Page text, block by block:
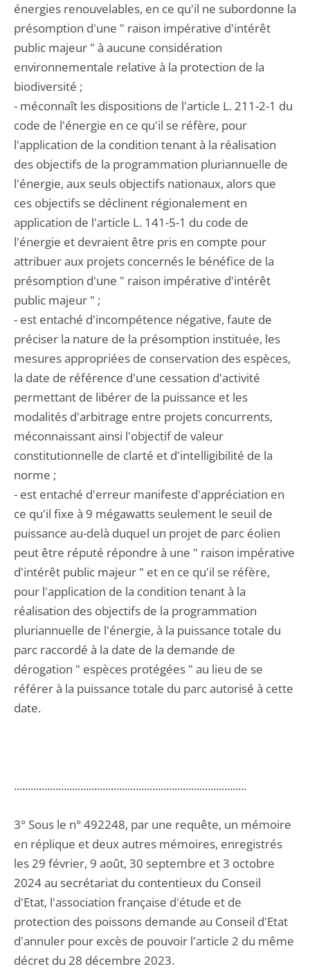
énergies renouvelables, en ce qu'il ne subordonne la
présomption d'une " raison impérative d'intérêt
public majeur " à aucune considération
environnementale relative à la protection de la
biodiversité ;
- méconnaît les dispositions de l'article L. 211-2-1 du
code de l'énergie en ce qu'il se réfère, pour
l'application de la condition tenant à la réalisation
des objectifs de la programmation pluriannuelle de
l'énergie, aux seuls objectifs nationaux, alors que
ces objectifs se déclinent régionalement en
application de l'article L. 141-5-1 du code de
l'énergie et devraient être pris en compte pour
attribuer aux projets concernés le bénéfice de la
présomption d'une " raison impérative d'intérêt
public majeur " ;
- est entaché d'incompétence négative, faute de
préciser la nature de la présomption instituée, les
mesures appropriées de conservation des espèces,
la date de référence d'une cessation d'activité
permettant de libérer de la puissance et les
modalités d'arbitrage entre projets concurrents,
méconnaissant ainsi l'objectif de valeur
constitutionnelle de clarté et d'intelligibilité de la
norme ;
- est entaché d'erreur manifeste d'appréciation en
ce qu'il fixe à 9 mégawatts seulement le seuil de
puissance au-delà duquel un projet de parc éolien
peut être réputé répondre à une " raison impérative
d'intérêt public majeur " et en ce qu'il se réfère,
pour l'application de la condition tenant à la
réalisation des objectifs de la programmation
pluriannuelle de l'énergie, à la puissance totale du
parc raccordé à la date de la demande de
dérogation " espèces protégées " au lieu de se
référer à la puissance totale du parc autorisé à cette
date.
....................................................................................
3° Sous le n° 492248, par une requête, un mémoire
en réplique et deux autres mémoires, enregistrés
les 29 février, 9 août, 30 septembre et 3 octobre
2024 au secrétariat du contentieux du Conseil
d'Etat, l'association française d'étude et de
protection des poissons demande au Conseil d'Etat
d'annuler pour excès de pouvoir l'article 2 du même
décret du 28 décembre 2023.